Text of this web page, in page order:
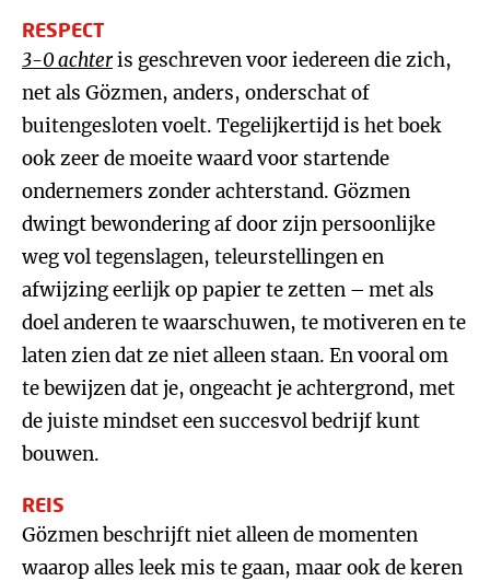
RESPECT
3-0 achteris geschreven voor iedereen die zich,
net als Gözmen, anders, onderschat of
buitengesloten voelt. Tegelijkertijd is het boek
ook zeer de moeite waard voor startende
ondernemers zonder achterstand. Gözmen
dwingt bewondering af door zijn persoonlijke
weg vol tegenslagen, teleurstellingen en
afwijzing eerlijk op papier te zetten – met als
doel anderen te waarschuwen, te motiveren en te
laten zien dat ze niet alleen staan. En vooral om
te bewijzen dat je, ongeacht je achtergrond, met
de juiste mindset een succesvol bedrijf kunt
bouwen.
REIS
Gözmen beschrijft niet alleen de momenten
waarop alles leek mis te gaan, maar ook de keren